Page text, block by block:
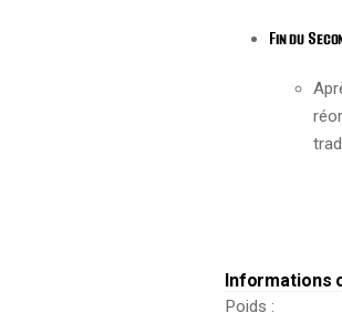
Fin du
Informations
Poids